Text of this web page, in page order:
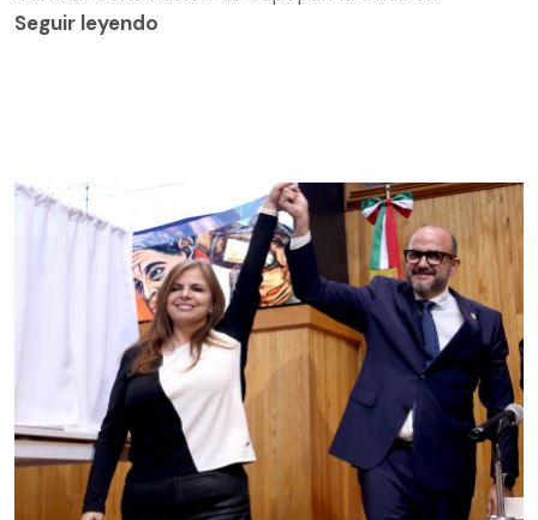
Seguir leyendo